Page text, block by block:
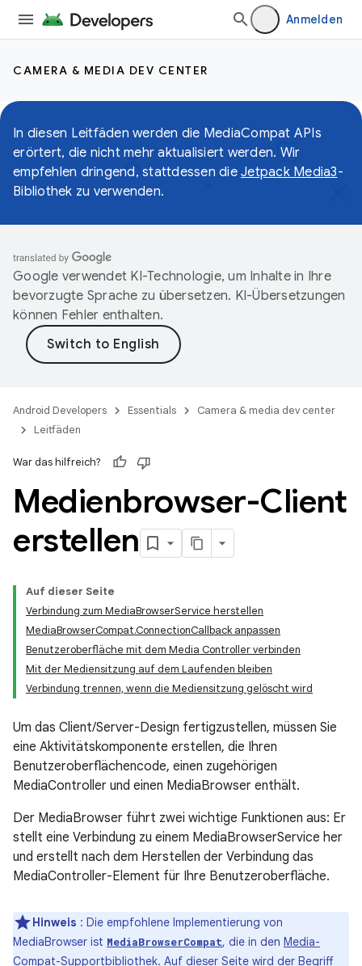
Anmelden
CAMERA & MEDIA DEV CENTER
In diesen Leitfäden werden die MediaCompat APIs
erörtert, die nicht mehr aktualisiert werden. Wir
empfehlen dringend, stattdessen die Jetpack Media3-
Bibliothek zu verwenden.
Google verwendet KI-Technologie, um Inhalte in Ihre
bevorzugte Sprache zu übersetzen. KI-Übersetzungen
können Fehler enthalten.
Android Developers Essentials
Camera & media dev center
Leitfäden
War das hilfreich?
Medienbrowser-Client
erstellen
Auf dieser Seite
Verbindung zum MediaBrowserService herstellen
MediaBrowserCompat.ConnectionCallback anpassen
Benutzeroberfläche mit dem Media Controller verbinden
Mit der Mediensitzung auf dem Laufenden bleiben
Verbindung trennen, wenn die Mediensitzung gelöscht wird
Um das Client/Server-Design fertigzustellen, müssen Sie
eine Aktivitätskomponente erstellen, die Ihren
Benutzeroberflächencode, einen zugehörigen
MediaController und einen MediaBrowser enthält.
Der MediaBrowser führt zwei wichtige Funktionen aus: Er
stellt eine Verbindung zu einem MediaBrowserService her
und erstellt nach dem Herstellen der Verbindung das
MediaController-Element für Ihre Benutzeroberfläche.
Hinweis : Die empfohlene Implementierung von
MediaBrowser ist MediaBrowserCompat, die in den Media-
Compat-Supportbibliothek. Auf dieser Seite wird der Begriff